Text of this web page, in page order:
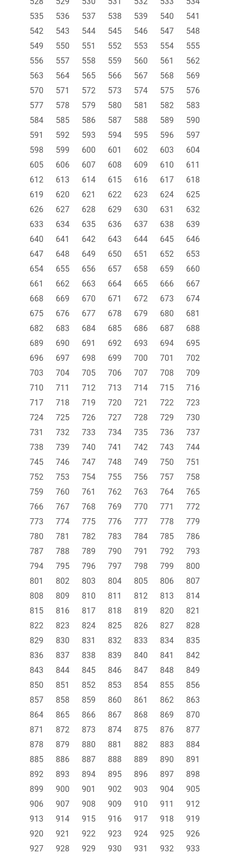
535
536 537 538 539 540
541
542
543 544 545 546 547
548
549
550 551 552 553 554
555
556
557 558 559 560 561
562
563
564 565 566 567 568
569
570
571 572 573 574 575
576
577
578 579 580 581 582
583
584
585 586 587 588 589
590
591
592 593 594 595 596
597
598
599 600 601 602 603
604
605
606 607 608 609 610
611
612
613 614 615 616 617
618
619
620 621 622 623 624
625
626
627 628 629 630 631
632
633
634 635 636 637 638
639
640
641 642 643 644 645
646
647
648 649 650 651 652
653
654
655 656 657 658 659
660
661
662 663 664 665 666
667
668
669 670 671 672 673
674
675
676 677 678 679 680
681
682
683 684 685 686 687
688
689
690 691 692 693 694
695
696
697 698 699 700 701
702
703
704 705 706 707 708
709
710
711 712 713 714 715
716
717
718 719 720 721 722
723
724
725 726 727 728 729
730
731
732 733 734 735 736
737
738
739 740 741 742 743
744
745
746 747 748 749 750
751
752
753 754 755 756 757
758
759
760 761 762 763 764
765
766
767 768 769 770 771
772
773
774 775 776 777 778
779
780
781 782 783 784 785
786
787
788 789 790 791 792
793
794
795 796 797 798 799
800
801
802 803 804 805 806
807
808
809 810 811 812 813
814
815
816 817 818 819 820
821
822
823 824 825 826 827
828
829
830 831 832 833 834
835
836
837 838 839 840 841
842
843
844 845 846 847 848
849
850
851 852 853 854 855
856
857
858 859 860 861 862
863
864
865 866 867 868 869
870
871
872 873 874 875 876
877
878
879 880 881 882 883
884
885
886 887 888 889 890
891
892
893 894 895 896 897
898
899
900 901 902 903 904
905
906
907 908 909 910 911
912
913
914 915 916 917 918
919
920
921 922 923 924 925
926
927
928 929 930 931 932
933